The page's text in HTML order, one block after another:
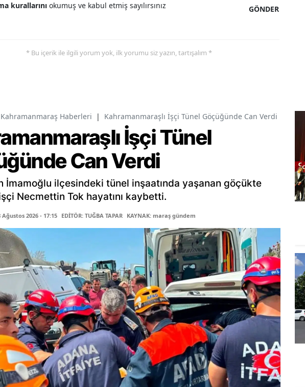
GÖNDER
kurallarını okumuş ve kabul etmiş sayılırsınız
* Bu içerik ile ilgili yorum yok, ilk yorumu siz yazın, tartışalım *
Kahramanmaraş Haberleri | Kahramanmaraşlı İşçi Tünel Göçüğünde Can Verdi
İşçi Tünel
Can Verdi
İmamoğlu ilçesindeki tünel inşaatında yaşanan göçükte
işçi Necmettin Tok hayatını kaybetti.
Ağustos 2026 - 17:15 EDİTÖR: TUĞBA TAPAR KAYNAK: maraş gündem